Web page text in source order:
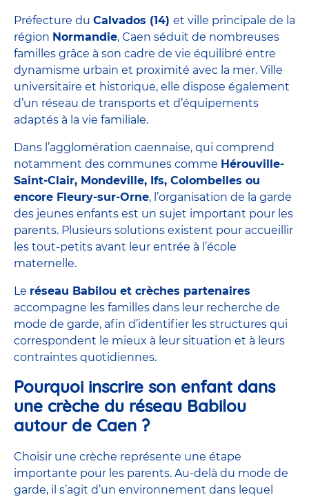
Préfecture du Calvados (14) et ville principale de la
région Normandie, Caen séduit de nombreuses
familles grâce à son cadre de vie équilibré entre
dynamisme urbain et proximité avec la mer. Ville
universitaire et historique, elle dispose également
d’un réseau de transports et d’équipements
adaptés à la vie familiale.
Dans l’agglomération caennaise, qui comprend
notamment des communes comme Hérouville-
Saint-Clair, Mondeville, Ifs, Colombelles ou
encore Fleury-sur-Orne, l’organisation de la garde
des jeunes enfants est un sujet important pour les
parents. Plusieurs solutions existent pour accueillir
les tout-petits avant leur entrée à l’école
maternelle.
Le réseau Babilou et crèches partenaires
accompagne les familles dans leur recherche de
mode de garde, afin d’identifier les structures qui
correspondent le mieux à leur situation et à leurs
contraintes quotidiennes.
Pourquoi inscrire son enfant dans
une crèche du réseau Babilou
autour de Caen ?
Choisir une crèche représente une étape
importante pour les parents. Au-delà du mode de
garde, il s’agit d’un environnement dans lequel